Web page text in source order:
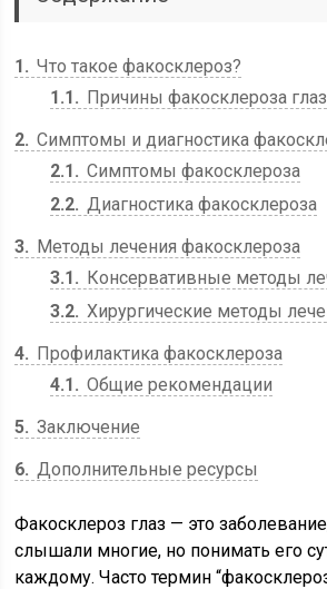
1
Что такое факосклероз?
1.1
Причины факосклероза глаз
2 Симптомы и диагностика
2.1
Симптомы факосклероза
2.2 Диагностика факосклероза
3
Методы лечения факосклероза
3.1
Консервативные методы
3.2 Хирургические методы
4
Профилактика факосклероза
4.1
Общие рекомендации
5 Заключение
6 Дополнительные ресурсы
Факосклероз глаз — это
слышали многие, но понимать его
каждому. Часто термин